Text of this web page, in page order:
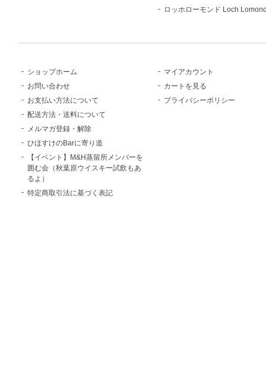
ロッホローモンド Loch
ショップホーム
お問い合わせ
お支払い方法について
配送方法・送料について
メルマガ登録・解除
ひほすけのBarに寄り道
【イベント】M&H蒸留所メンバーを
囲む会（秋葉原ウイスキー試飲もあ
るよ）
特定商取引法に基づく表記
マイアカウント
カートを見る
プライバシーポリシー